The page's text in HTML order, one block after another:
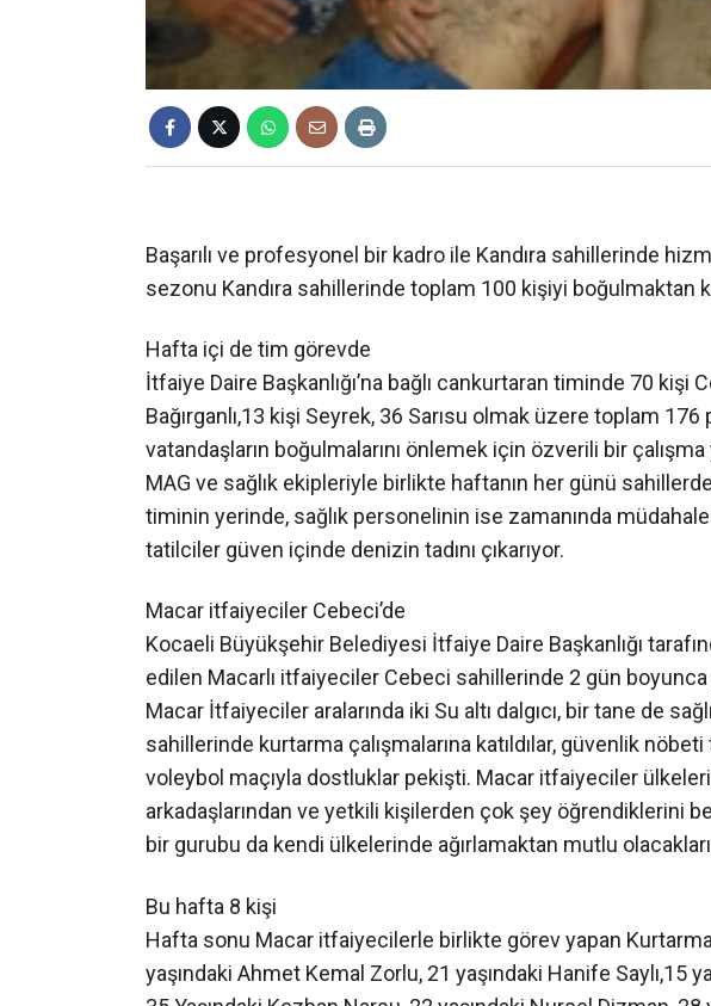
Başarılı ve profesyonel bir kadro ile Kandıra sahillerinde
sezonu Kandıra sahillerinde toplam 100 kişiyi boğulmaktan
Hafta içi de tim görevde
İtfaiye Daire Başkanlığı’na bağlı cankurtaran timinde 70 kişi
Bağırganlı,13 kişi Seyrek, 36 Sarısu olmak üzere toplam
vatandaşların boğulmalarını önlemek için özverili bir
MAG ve sağlık ekipleriyle birlikte haftanın her günü
timinin yerinde, sağlık personelinin ise zamanında
tatilciler güven içinde denizin tadını çıkarıyor.
Macar itfaiyeciler Cebeci’de
edilen Macarlı itfaiyeciler Cebeci sahillerinde 2 gün boyunca
Macar İtfaiyeciler aralarında iki Su altı dalgıcı, bir tane de
sahillerinde kurtarma çalışmalarına katıldılar, güvenlik